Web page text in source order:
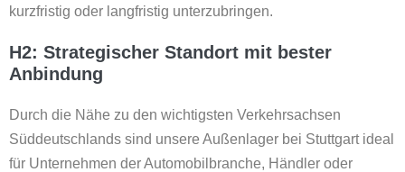
kurzfristig oder langfristig unterzubringen.
H2: Strategischer Standort mit bester
Anbindung
Durch die Nähe zu den wichtigsten Verkehrsachsen
Süddeutschlands sind unsere Außenlager bei Stuttgart ideal
für Unternehmen der Automobilbranche, Händler oder